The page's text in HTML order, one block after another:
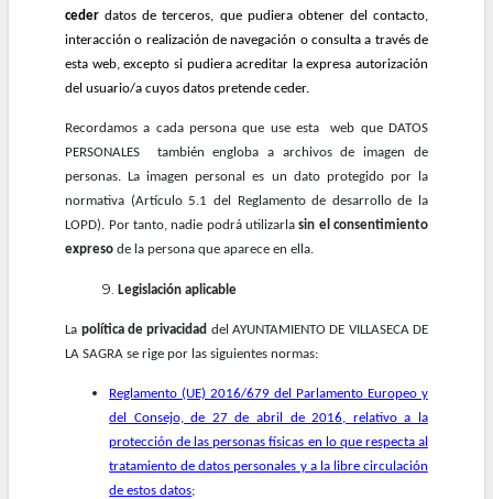
ceder datos de terceros, que pudiera obtener del contacto,
interacción o realización de navegación o consulta a través de
esta web, excepto si pudiera acreditar la expresa autorización
del usuario/a cuyos datos pretende ceder.
Recordamos a cada persona que use esta web que DATOS
PERSONALES también engloba a archivos de imagen de
personas. La imagen personal es un dato protegido por la
normativa (Artículo 5.1 del Reglamento de desarrollo de la
LOPD). Por tanto, nadie podrá utilizarlasin el consentimiento
expreso de la persona que aparece en ella.
Legislación aplicable
La política de privacidad del AYUNTAMIENTO DE VILLASECA DE
LA SAGRA se rige por las siguientes normas:
Reglamento (UE) 2016/679 del Parlamento Europeo y
del Consejo, de 27 de abril de 2016, relativo a la
protección de las personas físicas en lo que respecta al
tratamiento de datos personales y a la libre circulación
de estos datos;